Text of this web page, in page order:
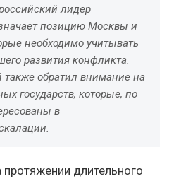
лидер
позицию Москвы и
необходимо учитывать
развития конфликта.
обратил внимание на
государств, которые, по
в
длительного